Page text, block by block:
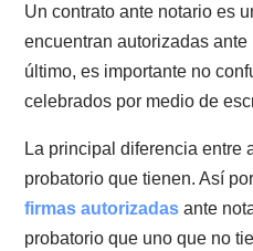
cliente. Lo importante
tiene mérito
conocida que tiene
se conoce como
impuestos internos.
Boleta de
prestados por
decir, da cuenta de